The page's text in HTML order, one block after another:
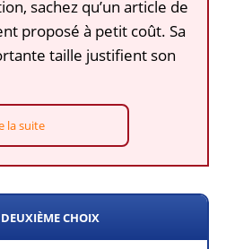
sachez qu’un article de
proposé à petit coût. Sa
taille justifient son
la suite
DEUXIÈME CHOIX